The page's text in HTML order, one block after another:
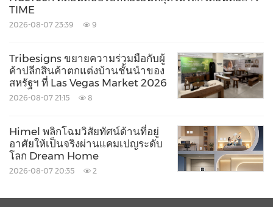
ตามวิธีชำระเงิน ช่องทางขาย ตลาด และชั่วโมงการ
ทำธุรกรรม การอ้างอิงถึงกลุ่มอุตสาหกรรมย่อย
ทั้งหมดเป็นปริมาณที่ดำเนินการผ่านแพลตฟอร์ม
Adyen เท่านั้น
-https://mma.prnasia.com/media2/1490851/Lo
go__Adyen_green_RGB_Logo.jpg?
p=medium600
TIME
2026-08-07 23:39 9
Tribesigns ขยายความร่วมมือกับผู้
ค้าปลีกสินค้าตกแต่งบ้านชั้นนำของ
สหรัฐฯ ที่ Las Vegas Market 2026
2026-08-07 21:15 8
Himel พลิกโฉมวิสัยทัศน์ด้านที่อยู่
อาศัยให้เป็นจริงผ่านแคมเปญระดับ
โลก Dream Home
2026-08-07 20:35 2